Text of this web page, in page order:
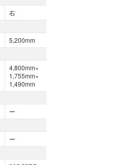
右
5,200mm
4,800mm×
1,755mm×
1,490mm
ー
ー